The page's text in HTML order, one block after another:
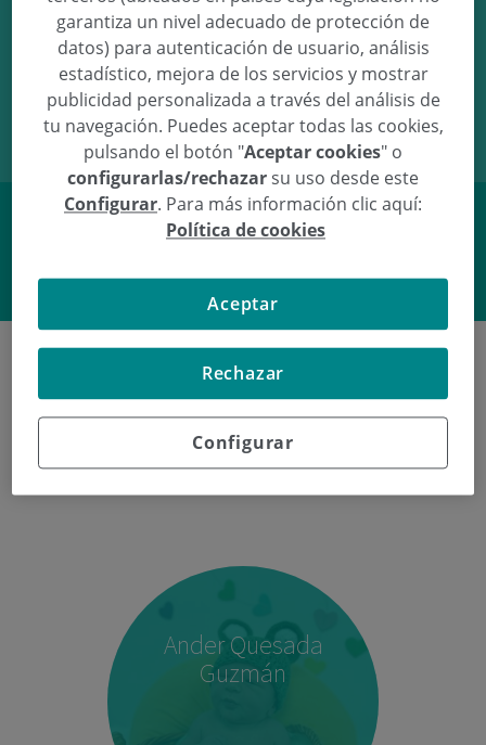
30/12/09 15:15 3.58Kg 50cm
Poliklinika Gipuzkoako azken
jaiotzeak
Ander Quesada
Guzmán
garantiza un nivel adecuado de protección de
datos) para autenticación de usuario, análisis
estadístico, mejora de los servicios y mostrar
publicidad personalizada a través del análisis de
tu navegación. Puedes aceptar todas las cookies,
pulsando el botón "Aceptar cookies" o
configurarlas/rechazarsu uso desde este
Configurar. Para más información clic aquí:
Política de cookies
Configurar
Rechazar
Aceptar